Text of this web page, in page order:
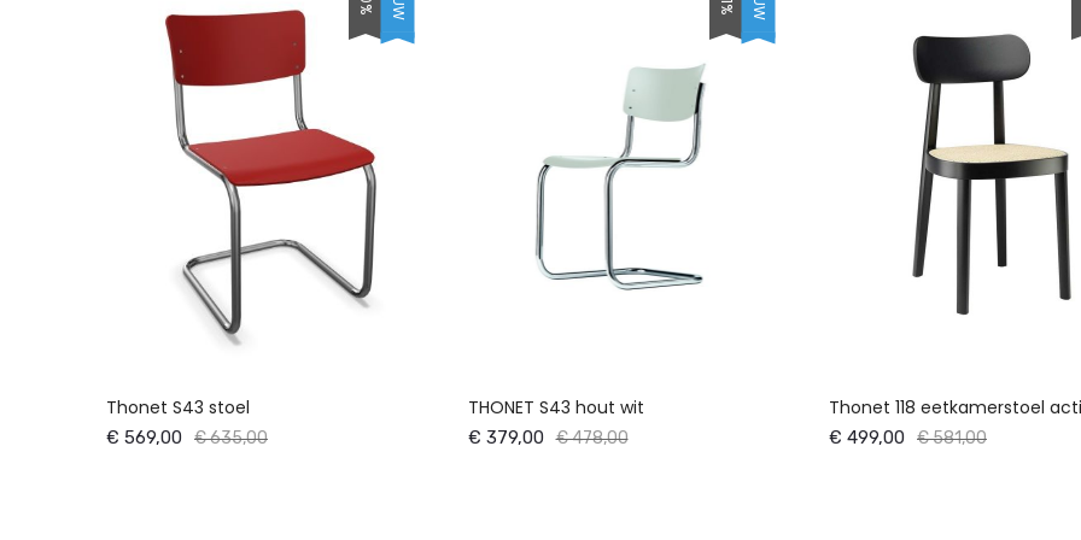
Thonet S43 stoel
€ 569,00 € 635,00
THONET S43 hout wit
€ 379,00 € 478,00
Thonet 118 eetkamerstoel
€ 499,00 € 581,00